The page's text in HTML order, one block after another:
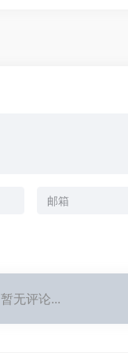
暂无评论...